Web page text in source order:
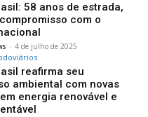
58 anos de estrada,
com o
- 4 de julho de 2025
reafirma seu
ambiental com novas
energia renovável e